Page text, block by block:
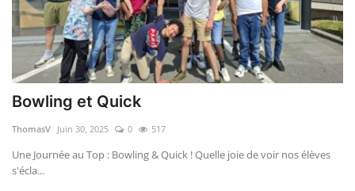
Bowling et Quick
ThomasV Juin 30, 2025 0 517
Une Journée au Top : Bowling & Quick ! Quelle joie de voir nos élèves
s'écla...